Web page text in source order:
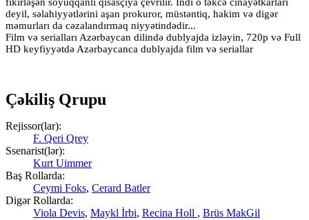
deyil, səlahiyyətlərini aşan prokuror, müstəntiq, hakim və digər
məmurları da cəzalandırmaq niyyətindədir...
Film və serialları Azərbaycan dilində dublyajda izləyin, 720p və Full
HD keyfiyyətdə Azərbaycanca dublyajda film və seriallar
Çəkiliş Qrupu
Rejissor(lar):
F. Qeri Qrey
Ssenarist(lər):
Kurt Uimmer
Baş Rollarda:
Ceymi Foks, Cerard Batler
Digər Rollarda:
Viola Devis, Maykl İrbi, Recina Holl , Brüs MakGil